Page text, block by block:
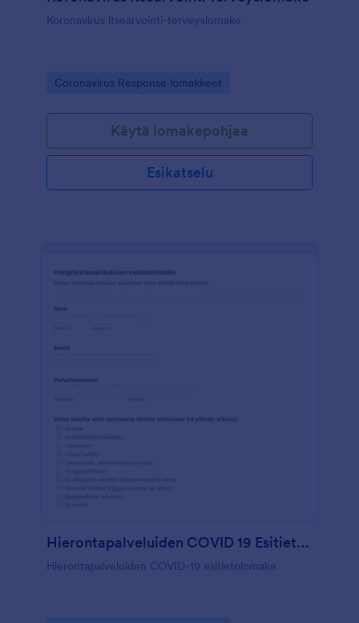
Koronavirus itsearvointi-terveyslomake
Go to Category:
Coronavirus Response lomakkeet
Käytä lomakepohjaa
Esikatselu
Hierontapalveluiden COVID 19 Esitietolomake
Hierontapalveluiden COVID-19 esitietolomake